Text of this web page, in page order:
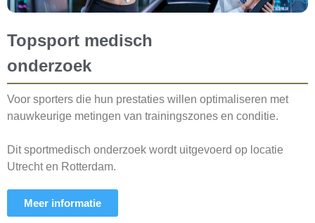
Topsport medisch
onderzoek
Voor sporters die hun prestaties willen optimaliseren met
nauwkeurige metingen van trainingszones en conditie.
Dit sportmedisch onderzoek wordt uitgevoerd op locatie
Utrecht en Rotterdam.
Meer informatie